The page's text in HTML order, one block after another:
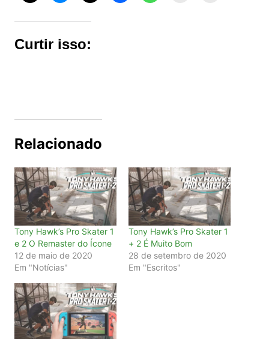
Curtir isso:
Relacionado
Tony Hawk’s Pro Skater 1
e 2 O Remaster do Ícone
12 de maio de 2020
Em "Notícias"
Tony Hawk’s Pro Skater 1
+ 2 É Muito Bom
28 de setembro de 2020
Em "Escritos"